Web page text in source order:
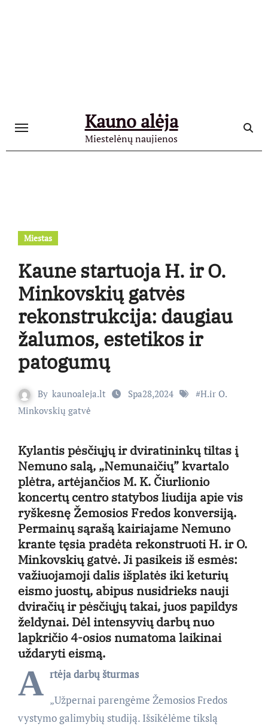
Kauno alėja
Miestelėnų naujienos
Miestas
Kaune startuoja H. ir O.
Minkovskių gatvės
rekonstrukcija: daugiau
žalumos, estetikos ir
patogumų
By kaunoaleja.lt Spa28,2024 #H.ir O.
Minkovskių gatvė
Kylantis pėsčiųjų ir dviratininkų tiltas į
Nemuno salą, „Nemunaičių” kvartalo
plėtra, artėjančios M. K. Čiurlionio
koncertų centro statybos liudija apie vis
ryškesnę Žemosios Fredos konversiją.
Permainų sąrašą kairiajame Nemuno
krante tęsia pradėta rekonstruoti H. ir O.
Minkovskių gatvė. Ji pasikeis iš esmės:
važiuojamoji dalis išplatės iki keturių
eismo juostų, abipus nusidrieks nauji
dviračių ir pėsčiųjų takai, juos papildys
želdynai. Dėl intensyvių darbų nuo
lapkričio 4-osios numatoma laikinai
uždaryti eismą.
A rtėja darbų šturmas
„Užpernai parengėme Žemosios Fredos
vystymo galimybių studiją. Išsikėlėme tikslą